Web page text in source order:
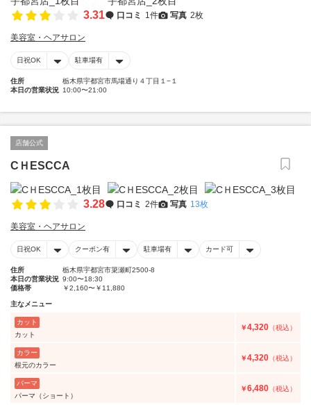
3.31 口コミ 1件 写真 2枚
美容室・ヘアサロン
日祝OK 駐車場有
住所
栃木県宇都宮市馬場通り４丁目１−１
本日の営業状況 10:00〜21:00
店舗公式
CＨESCCA
3.28 口コミ 2件 写真 13枚
美容室・ヘアサロン
日祝OK クーポン有 駐車場有 カード可
住所
栃木県宇都宮市簗瀬町2500-8
本日の営業状況 9:00〜18:30
価格帯
￥2,160〜￥11,880
主なメニュー
カット
カット
￥4,320 （税込）
カラー
根元のカラー
￥4,320 （税込）
パーマ
パーマ（ショート）
￥6,480 （税込）